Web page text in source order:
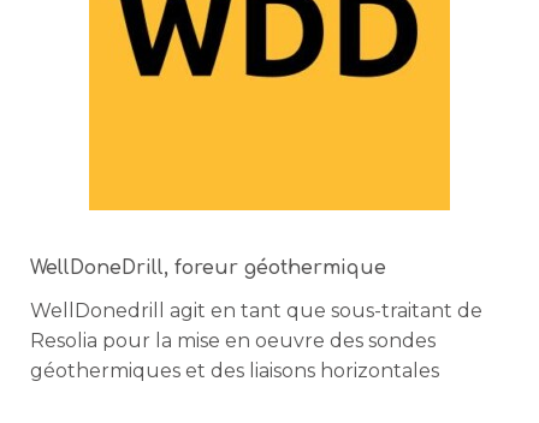
WellDoneDrill, foreur géothermique
WellDonedrill agit en tant que sous-traitant de
Resolia pour la mise en oeuvre des sondes
géothermiques et des liaisons horizontales